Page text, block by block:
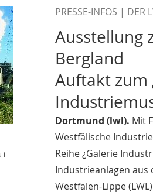
i
PRESSE-INFOS | DER
Ausstellung
Bergland
Auftakt zum
Dortmund (lwl). Mit
Westfälische
Reihe ¿Galerie
Industrieanlagen aus
Westfalen-Lippe